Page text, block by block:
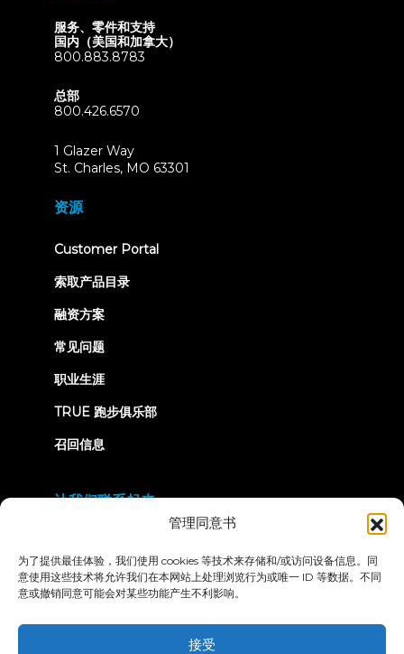
管理同意书
为了提供最佳体验，我们使用 cookies 等技术来存储和/或访问设备信息。同
意使用这些技术将允许我们在本网站上处理浏览行为或唯一 ID 等数据。不同
意或撤销同意可能会对某些功能产生不利影响。
接受
服务、零件和支持
国内（美国和加拿大）
800.883.8783
总部
800.426.6570
1 Glazer Way
St. Charles, MO 63301
资源
Customer Portal(opens
索取产品目录
融资方案
常见问题
职业生涯
TRUE 跑步俱乐部
召回信息
让我们联系起来
隐私政策
条款和条件
无障碍声明